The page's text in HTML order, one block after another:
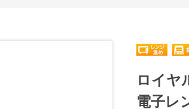
ロイヤ
電子レ